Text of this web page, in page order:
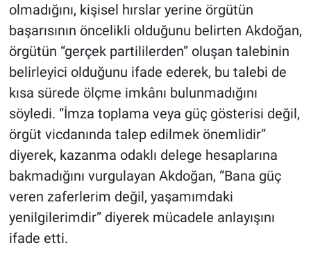
olmadığını, kişisel hırslar yerine örgütün
başarısının öncelikli olduğunu belirten Akdoğan,
örgütün “gerçek partililerden” oluşan talebinin
belirleyici olduğunu ifade ederek, bu talebi de
kısa sürede ölçme imkânı bulunmadığını
söyledi. “İmza toplama veya güç gösterisi değil,
örgüt vicdanında talep edilmek önemlidir”
diyerek, kazanma odaklı delege hesaplarına
bakmadığını vurgulayan Akdoğan, “Bana güç
veren zaferlerim değil, yaşamımdaki
yenilgilerimdir” diyerek mücadele anlayışını
ifade etti.